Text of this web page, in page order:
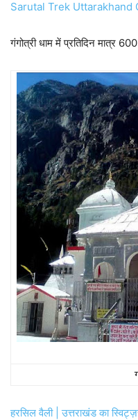
Sarutal Trek Uttarakhand
गंगोत्री धाम में प्रतिदिन मात्र
हरसिल वैली | उत्तराखंड का